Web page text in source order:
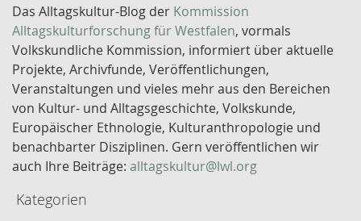
h
l
ü
s
s
e
l
w
o
Das Alltagskultur-Blog der Kommission
Alltagskulturforschung für Westfalen, vormals
Volkskundliche Kommission, informiert über aktuelle
Projekte, Archivfunde, Veröffentlichungen,
Veranstaltungen und vieles mehr aus den Bereichen
von Kultur- und Alltagsgeschichte, Volkskunde,
Europäischer Ethnologie, Kulturanthropologie und
benachbarter Disziplinen. Gern veröffentlichen wir
auch Ihre Beiträge: alltagskultur@lwl.org
Kategorien